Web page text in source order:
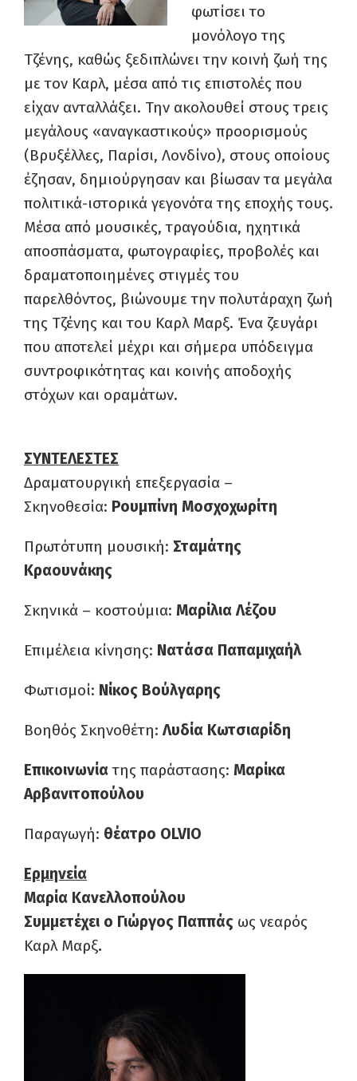
φωτίσει το
μονόλογο της
Τζένης, καθώς ξεδιπλώνει την κοινή ζωή της
με τον Καρλ, μέσα από τις επιστολές που
είχαν ανταλλάξει. Την ακολουθεί στους τρεις
μεγάλους «αναγκαστικούς» προορισμούς
(Βρυξέλλες, Παρίσι, Λονδίνο), στους οποίους
έζησαν, δημιούργησαν και βίωσαν τα μεγάλα
πολιτικά-ιστορικά γεγονότα της εποχής τους.
Μέσα από μουσικές, τραγούδια, ηχητικά
αποσπάσματα, φωτογραφίες, προβολές και
δραματοποιημένες στιγμές του
παρελθόντος, βιώνουμε την πολυτάραχη ζωή
της Τζένης και του Καρλ Μαρξ. Ένα ζευγάρι
που αποτελεί μέχρι και σήμερα υπόδειγμα
συντροφικότητας και κοινής αποδοχής
στόχων και οραμάτων.
ΣΥΝΤΕΛΕΣΤΕΣ
Δραματουργική επεξεργασία –
Σκηνοθεσία: Ρουμπίνη Μοσχοχωρίτη
Πρωτότυπη μουσική: Σταμάτης
Κραουνάκης
Σκηνικά – κοστούμια: Μαρίλια Λέζου
Επιμέλεια κίνησης: Νατάσα Παπαμιχαήλ
Φωτισμοί: Νίκος Βούλγαρης
Βοηθός Σκηνοθέτη: Λυδία Κωτσιαρίδη
Επικοινωνίατης παράστασης: Μαρίκα
Αρβανιτοπούλου
Παραγωγή: θέατρο OLVIO
Ερμηνεία
Μαρία Κανελλοπούλου
Συμμετέχει ο Γιώργος Παππάς ως νεαρός
Καρλ Μαρξ.